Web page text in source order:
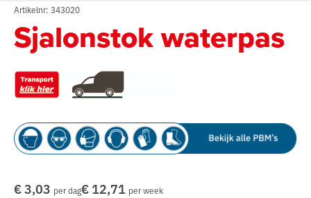
Artikelnr: 343020
Sjalonstok waterpas
€ 3,03 per dag€ 12,71 per week